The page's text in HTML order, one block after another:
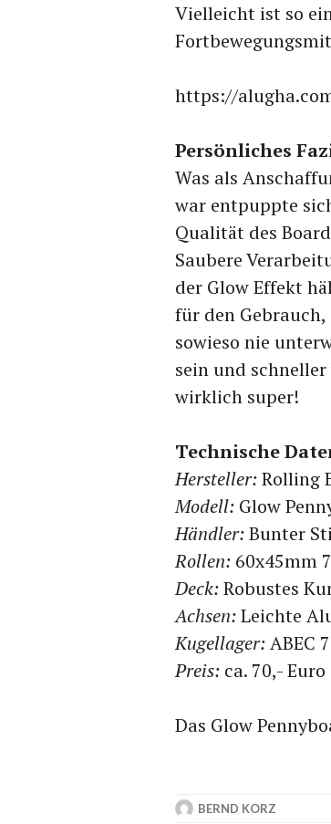
Vielleicht ist so
https://
Persönliches
Was als
war entpuppte
Qualität des
Saubere
der Glow Effekt
für den
sowieso nie
sein und
wirklich super!
Technische
Hersteller:Rolling
Modell: Glow
Händler:Bunter
Rollen: 60x45mm
Deck:Robustes
Achsen:Leichte
Kugellager:ABEC 7
Preis: ca. 70,- Euro
Das Glow
BERND KORZ